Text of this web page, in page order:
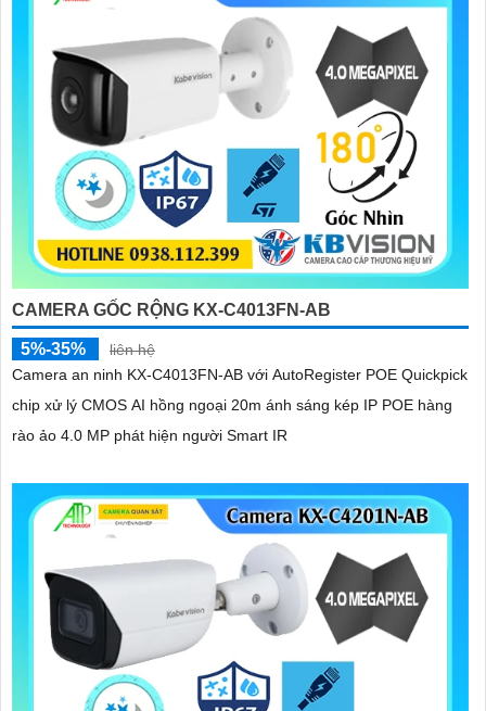
CAMERA GỐC RỘNG KX-C4013FN-AB
5%-35%
liên hệ
Camera an ninh KX-C4013FN-AB với AutoRegister POE Quickpick
chip xử lý CMOS AI hồng ngoại 20m ánh sáng kép IP POE hàng
rào ảo 4.0 MP phát hiện người Smart IR